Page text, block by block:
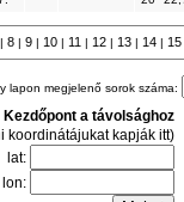
| 8| 9| 10| 11| 12| 13| 14|
lapon megjelenő sorok száma:
Kezdőpont a távolsághoz
koordinátájukat kapják itt)
lat:
lon: